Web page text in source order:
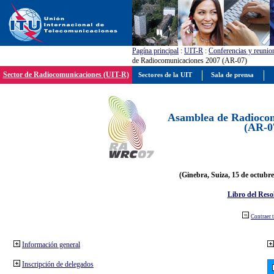
Pagína principal : UIT-R : Conferencias y
de Radiocomunicaciones 2007 (AR-07)
Sector de Radiocomunicaciones (UIT-R)
Asamblea de
(AR-
(Ginebra, Suiza, 15 de
Libro del
Contraer
Información general
Inscripción de delegados
Sectores de la UIT Sala de prensa